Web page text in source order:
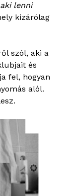
lenni
kizárólag
szól, aki a
és
fel, hogyan
alól.